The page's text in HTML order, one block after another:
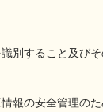
別すること及び
報の安全管理の